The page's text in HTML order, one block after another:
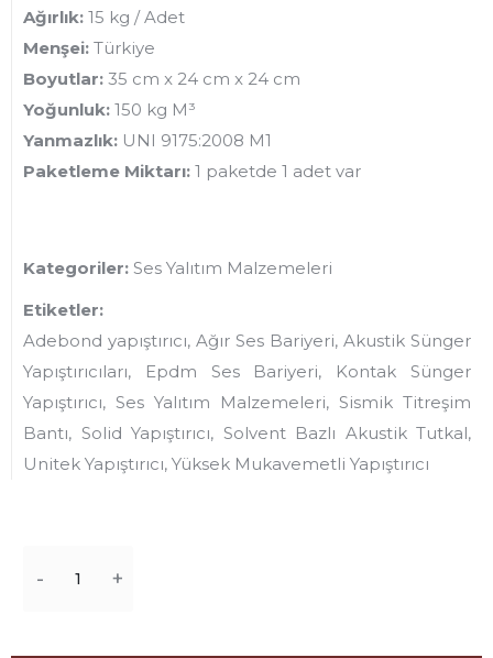
Ağırlık: 15 kg / Adet
Menşei: Türkiye
Boyutlar: 35 cm x 24 cm x 24 cm
Yoğunluk: 150 kg M³
Yanmazlık: UNI 9175:2008 M1
Paketleme Miktarı: 1 paketde 1 adet var
Kategoriler: Ses Yalıtım Malzemeleri
Etiketler:
Adebond yapıştırıcı, Ağır Ses Bariyeri, Akustik Sünger
Yapıştırıcıları, Epdm Ses Bariyeri, Kontak Sünger
Yapıştırıcı, Ses Yalıtım Malzemeleri, Sismik Titreşim
Bantı, Solid Yapıştırıcı, Solvent Bazlı Akustik Tutkal,
Unitek Yapıştırıcı, Yüksek Mukavemetli Yapıştırıcı